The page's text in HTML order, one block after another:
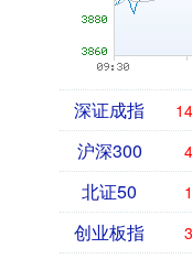
深证成指
沪深300
北证50
创业板指